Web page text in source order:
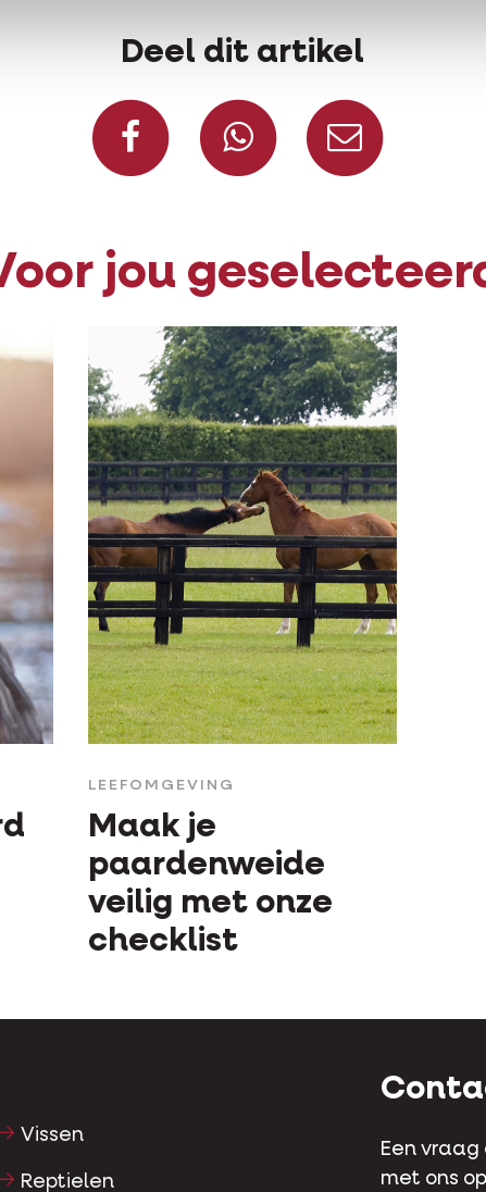
Deel dit artikel
Deel op Facebook
Deel via
jou
LEEFOMGEVING
Maak je
paardenweide
veilig met onze
checklist
Vissen
Reptielen
Een
met ons